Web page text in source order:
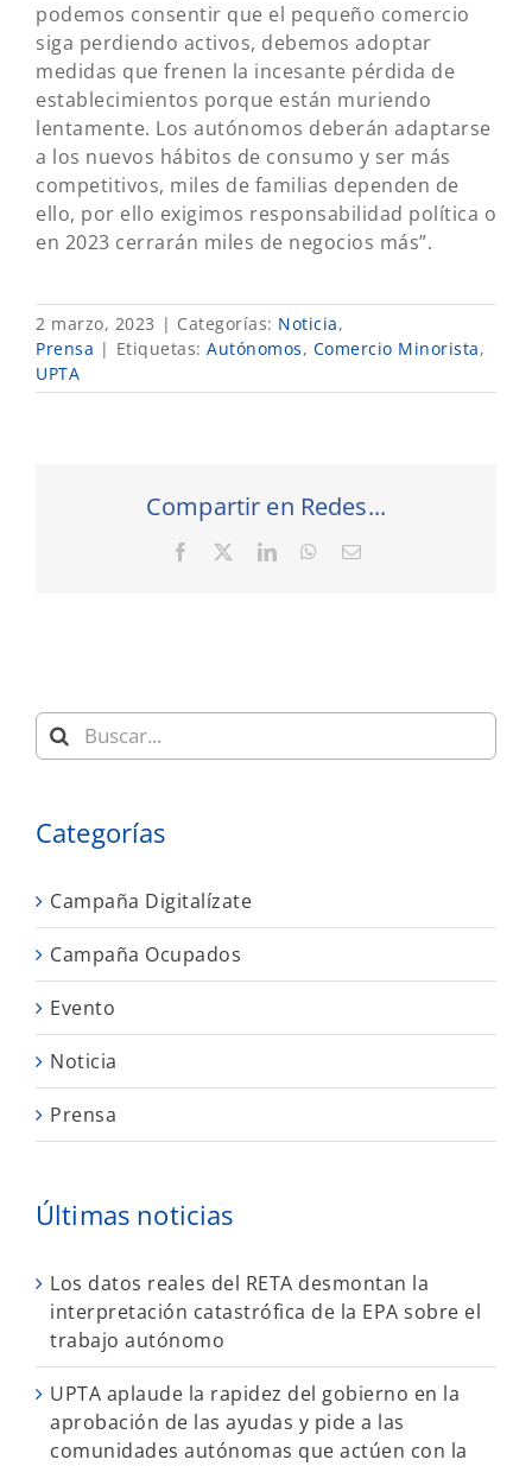
podemos consentir que el pequeño comercio
siga perdiendo activos, debemos adoptar
medidas que frenen la incesante pérdida de
establecimientos porque están muriendo
lentamente. Los autónomos deberán adaptarse
a los nuevos hábitos de consumo y ser más
competitivos, miles de familias dependen de
ello, por ello exigimos responsabilidad política o
en 2023 cerrarán miles de negocios más”.
2 marzo, 2023 | Categorías: Noticia,
Prensa | Etiquetas: Autónomos, Comercio Minorista,
UPTA
Compartir en Redes...
Facebook LinkedInWhatsApp
Correo
Buscar:
Categorías
Campaña Digitalízate
Campaña Ocupados
Evento
Noticia
Prensa
Últimas noticias
Los datos reales del RETA desmontan la
interpretación catastrófica de la EPA sobre el
trabajo autónomo
UPTA aplaude la rapidez del gobierno en la
aprobación de las ayudas y pide a las
comunidades autónomas que actúen con la